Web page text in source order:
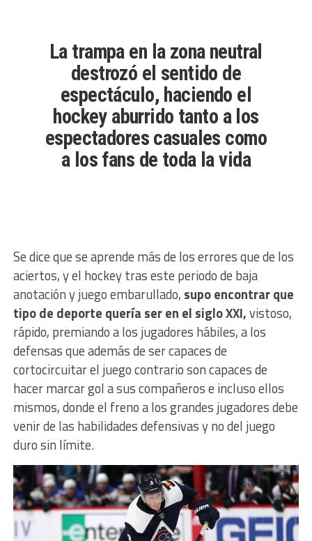
La trampa en la zona neutral
destrozó el sentido de
espectáculo, haciendo el
hockey aburrido tanto a los
espectadores casuales como
a los fans de toda la vida
Se dice que se aprende más de los errores que de los
aciertos, y el hockey tras este periodo de baja
anotación y juego embarullado, supo encontrar que
tipo de deporte quería ser en el siglo XXI,vistoso,
rápido, premiando a los jugadores hábiles, a los
defensas que además de ser capaces de
cortocircuitar el juego contrario son capaces de
hacer marcar gol a sus compañeros e incluso ellos
mismos, donde el freno a los grandes jugadores debe
venir de las habilidades defensivas y no del juego
duro sin límite.